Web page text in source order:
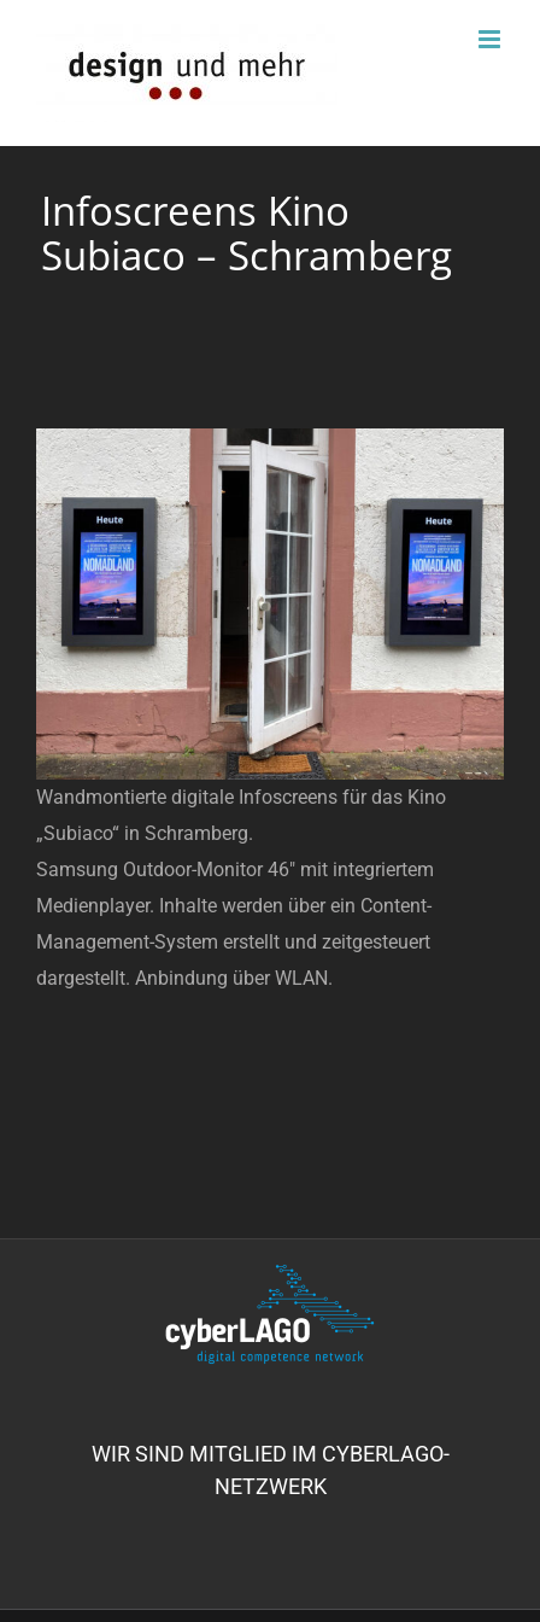
Infoscreens Kino
Subiaco – Schramberg
View
Larger
Image
Wandmontierte digitale Infoscreens für das Kino
„Subiaco“ in Schramberg.
Samsung Outdoor-Monitor 46″ mit integriertem
Medienplayer. Inhalte werden über ein Content-
Management-System erstellt und zeitgesteuert
dargestellt. Anbindung über WLAN.
WIR SIND MITGLIED IM CYBERLAGO-
NETZWERK